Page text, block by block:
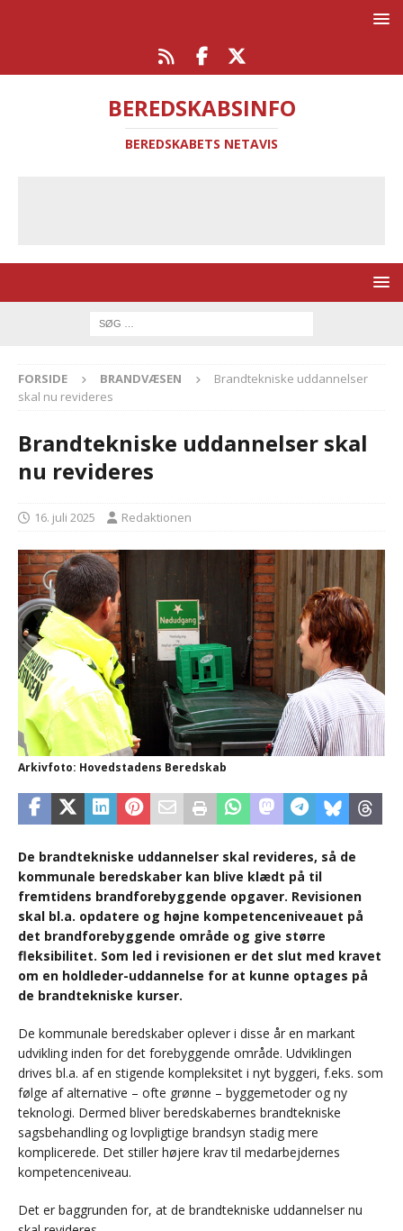
BEREDSKABSINFO
BEREDSKABETS NETAVIS
FORSIDE BRANDVÆSEN
Brandtekniske uddannelser
skal nu revideres
Brandtekniske uddannelser skal
nu revideres
16. juli 2025 Redaktionen
Arkivfoto: Hovedstadens Beredskab
De brandtekniske uddannelser skal revideres, så de
kommunale beredskaber kan blive klædt på til
fremtidens brandforebyggende opgaver. Revisionen
skal bl.a. opdatere og højne kompetenceniveauet på
det brandforebyggende område og give større
fleksibilitet. Som led i revisionen er det slut med kravet
om en holdleder-uddannelse for at kunne optages på
de brandtekniske kurser.
De kommunale beredskaber oplever i disse år en markant
udvikling inden for det forebyggende område. Udviklingen
drives bl.a. af en stigende kompleksitet i nyt byggeri, f.eks. som
følge af alternative – ofte grønne – byggemetoder og ny
teknologi. Dermed bliver beredskabernes brandtekniske
sagsbehandling og lovpligtige brandsyn stadig mere
komplicerede. Det stiller højere krav til medarbejdernes
kompetenceniveau.
Det er baggrunden for, at de brandtekniske uddannelser nu